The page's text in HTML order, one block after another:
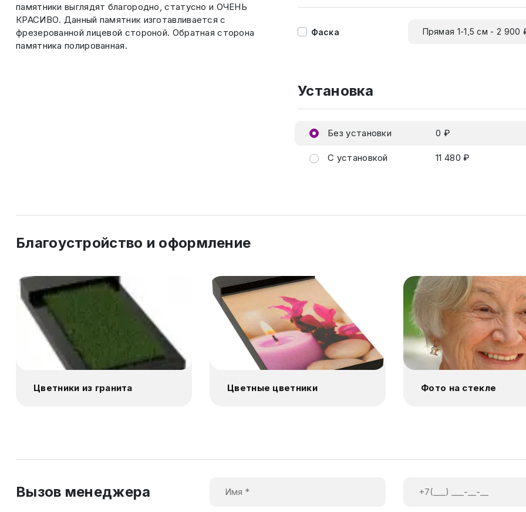
памятники выглядят благородно, статусно и ОЧЕНЬ
КРАСИВО. Данный памятник изготавливается с
фрезерованной лицевой стороной. Обратная сторона
памятника полированная.
Фаска Прямая 1-1,5 см - 2 900
Установка
Без установки 0 ₽
С установкой 11 480 ₽
Благоустройство и оформление
Цветники из гранита Цветные цветники Фото на стекле
Вызов менеджера